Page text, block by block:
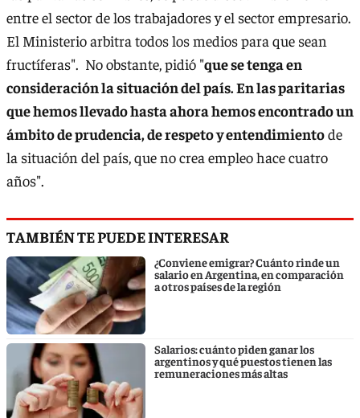
entre el sector de los trabajadores y el sector empresario.
El Ministerio arbitra todos los medios para que sean
fructíferas". No obstante, pidió "que se tenga en
consideración la situación del país. En las paritarias
que hemos llevado hasta ahora hemos encontrado un
ámbito de prudencia, de respeto y entendimientode
la situación del país, que no crea empleo hace cuatro
años".
TAMBIÉN TE PUEDE INTERESAR
¿Conviene emigrar? Cuánto rinde un
salario en Argentina, en comparación
a otros países de la región
Salarios: cuánto piden ganar los
argentinos y qué puestos tienen las
remuneraciones más altas